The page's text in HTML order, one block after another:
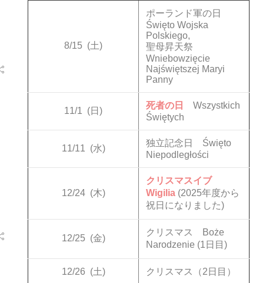
8/15 (土)
ポーランド軍の日
Święto Wojska
Polskiego,
聖母昇天祭
Wniebowzięcie
Najświętszej Maryi
Panny
11/1 (日)
死者の日
Wszystkich
Świętych
11/11 (水)
独立記念日 Święto
Niepodległości
12/24 (木)
クリスマスイブ
Wigilia (2025年度から
祝日になりました)
12/25 (金)
クリスマス Boże
Narodzenie (1日目)
12/26 (土) クリスマス（2日目）